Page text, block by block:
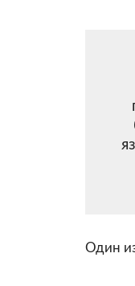
Один